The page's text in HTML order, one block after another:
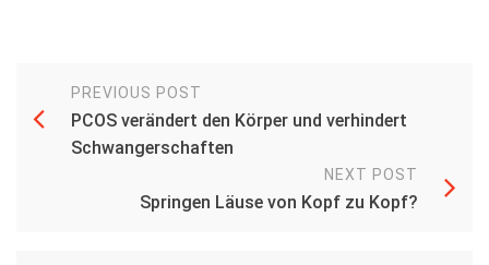
PREVIOUS POST
PCOS verändert den Körper und verhindert
Schwangerschaften
NEXT POST
Springen Läuse von Kopf zu Kopf?